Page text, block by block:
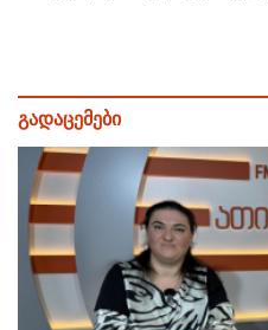
გადაცემები